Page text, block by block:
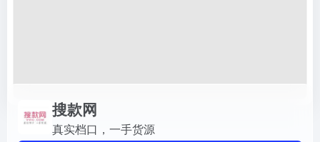
搜款网
真实档口，一手货源